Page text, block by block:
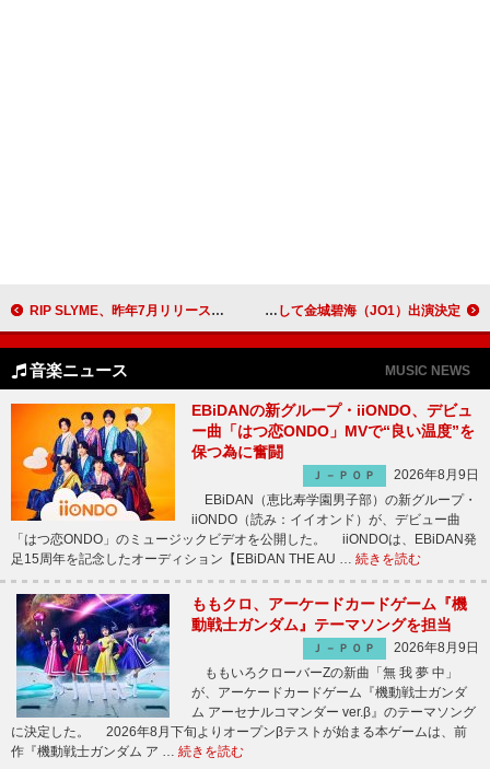
RIP SLYME、昨年7月リリースベストAL『GREATEST FIVE』レコード盤発売決定 Crystal Kay、生誕40周年誕生日パーティー【Birstonas presents CK BIRTHDAY BASH LEVEL 40】第3弾ゲストとして金城碧海（JO1）出演決定
音楽ニュース MUSIC NEWS
EBiDANの新グループ・iiONDO、デビュ
ー曲「はつ恋ONDO」MVで“良い温度”を
保つ為に奮闘
Ｊ－ＰＯＰ
2026年8月9日
EBiDAN（恵比寿学園男子部）の新グループ・
iiONDO（読み：イイオンド）が、デビュー曲
「はつ恋ONDO」のミュージックビデオを公開した。 iiONDOは、EBiDAN発
足15周年を記念したオーディション【EBiDAN THE AU … 続きを読む
ももクロ、アーケードカードゲーム『機
動戦士ガンダム』テーマソングを担当
Ｊ－ＰＯＰ
2026年8月9日
ももいろクローバーZの新曲「無 我 夢 中」
が、アーケードカードゲーム『機動戦士ガンダ
ム アーセナルコマンダー ver.β』のテーマソング
に決定した。 2026年8月下旬よりオープンβテストが始まる本ゲームは、前
作『機動戦士ガンダム ア … 続きを読む